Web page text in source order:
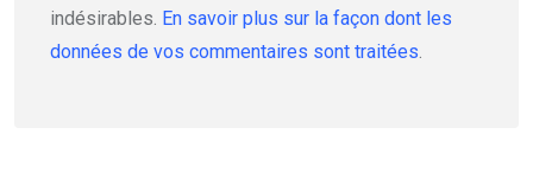
indésirables. En savoir plus sur la façon dont les
données de vos commentaires sont traitées.